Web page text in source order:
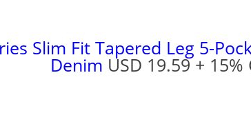
Slim Fit Tapered Leg 5-
Denim USD 19.59 + 15%